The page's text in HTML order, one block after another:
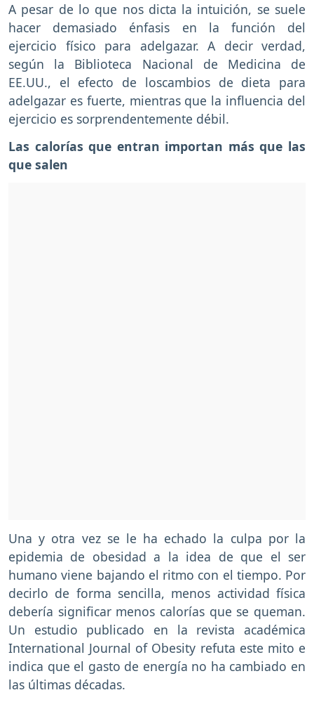
A pesar de lo que nos dicta la intuición, se suele
hacer demasiado énfasis en la función del
ejercicio físico para adelgazar. A decir verdad,
según la Biblioteca Nacional de Medicina de
EE.UU., el efecto de loscambios de dieta para
adelgazar es fuerte, mientras que la influencia del
ejercicio es sorprendentemente débil.
Las calorías que entran importan más que las
que salen
Una y otra vez se le ha echado la culpa por la
epidemia de obesidad a la idea de que el ser
humano viene bajando el ritmo con el tiempo. Por
decirlo de forma sencilla, menos actividad física
debería significar menos calorías que se queman.
Un estudio publicado en la revista académica
International Journal of Obesity refuta este mito e
indica que el gasto de energía no ha cambiado en
las últimas décadas.